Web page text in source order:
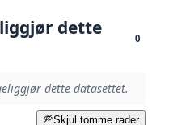
dette
0
dette datasettet.
Skjul tomme rader